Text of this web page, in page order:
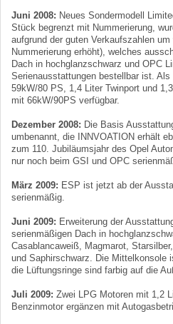
Juni 2008: Neues Sondermodell
Stück begrenzt mit Nummerierung,
aufgrund der guten Verkaufszahlen
Nummerierung erhöht), welches
Dach in hochglanzschwarz und OPC
Serienausstattungen bestellbar ist.
59kW/80 PS, 1,4 Liter Twinport und
mit 66kW/90PS verfügbar.
Dezember 2008: Die Basis
umbenannt, die INNVOATION erhält
zum 110. Jubiläumsjahr des Opel
nur noch beim GSI und OPC
März 2009: ESP ist jetzt ab der
serienmäßig.
Juni 2009: Erweiterung der
serienmäßigen Dach in
Casablancaweiß, Magmarot,
und Saphirschwarz. Die Mittelkonsole
die Lüftungsringe sind farbig auf die
Juli 2009: Zwei LPG Motoren mit 1,2
Benzinmotor ergänzen mit